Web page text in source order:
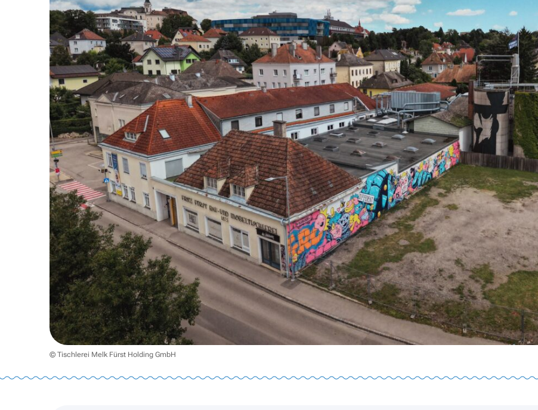
© Tischlerei Melk Fürst Holding GmbH